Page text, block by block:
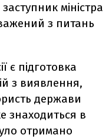
міністра
з питань
є підготовка
з виявлення,
держави
знаходиться в
отримано